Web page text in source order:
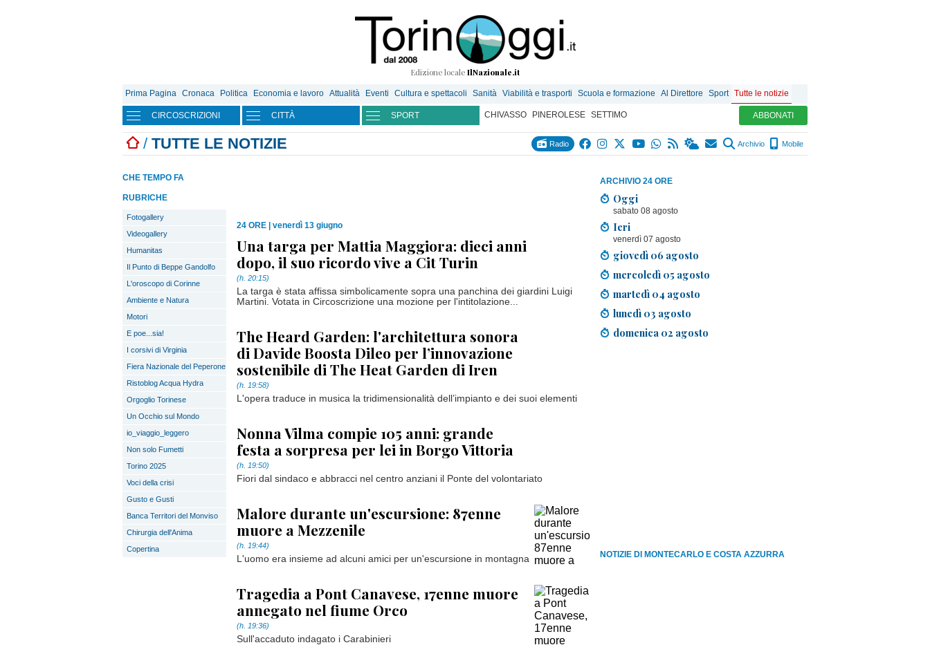
Edizione locale IlNazionale.it
Prima Pagina Cronaca Politica Economia e lavoro Attualità Eventi Cultura e spettacoli Sanità Viabilità e trasporti Scuola e formazione Al Direttore Sport Tutte le notizie
CIRCOSCRIZIONI CITTÀ SPORT CHIVASSO PINEROLESE SETTIMO ABBONATI
/ TUTTE LE NOTIZIE Radio Archivio Mobile
ARCHIVIO 24 ORE
Oggi
sabato 08 agosto
Ieri
venerdì 07 agosto
giovedì 06 agosto
mercoledì 05 agosto
martedì 04 agosto
lunedì 03 agosto
domenica 02 agosto
NOTIZIE DI MONTECARLO E COSTA AZZURRA
CHE TEMPO FA
RUBRICHE
Fotogallery
Videogallery
Humanitas
Il Punto di Beppe Gandolfo
L'oroscopo di Corinne
Ambiente e Natura
Motori
E poe...sia!
I corsivi di Virginia
Fiera Nazionale del Peperone
Ristoblog Acqua Hydra
Orgoglio Torinese
Un Occhio sul Mondo
io_viaggio_leggero
Non solo Fumetti
Torino 2025
Voci della crisi
Gusto e Gusti
Banca Territori del Monviso
Chirurgia dell'Anima
Copertina
24 ORE venerdì 13 giugno
Una targa per Mattia Maggiora: dieci anni
dopo, il suo ricordo vive a Cit Turin
(h. 20:15)
La targa è stata affissa simbolicamente sopra una panchina dei giardini Luigi
Martini. Votata in Circoscrizione una mozione per l'intitolazione...
The Heard Garden: l'architettura sonora
di Davide Boosta Dileo per l’innovazione
sostenibile di The Heat Garden di Iren
(h. 19:58)
L'opera traduce in musica la tridimensionalità dell’impianto e dei suoi elementi
Nonna Vilma compie 105 anni: grande
festa a sorpresa per lei in Borgo Vittoria
(h. 19:50)
Fiori dal sindaco e abbracci nel centro anziani il Ponte del volontariato
Malore durante un'escursione: 87enne
muore a Mezzenile
(h. 19:44)
L'uomo era insieme ad alcuni amici per un'escursione in montagna
Tragedia a Pont Canavese, 17enne muore
annegato nel fiume Orco
(h. 19:36)
Sull'accaduto indagato i Carabinieri